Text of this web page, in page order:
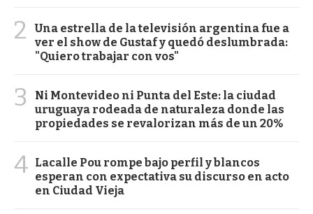
2
Una estrella de la televisión argentina fue a
ver el show de Gustaf y quedó deslumbrada:
"Quiero trabajar con vos"
3
Ni Montevideo ni Punta del Este: la ciudad
uruguaya rodeada de naturaleza donde las
propiedades se revalorizan más de un 20%
4 Lacalle Pou rompe bajo perfil y blancos
esperan con expectativa su discurso en acto
en Ciudad Vieja